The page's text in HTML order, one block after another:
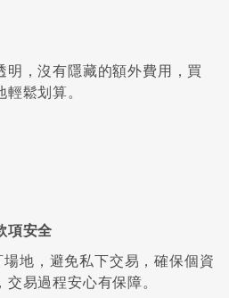
，沒有隱藏的額外費用，買
鬆划算。
項安全
地，避免私下交易，確保個資
易過程安心有保障。